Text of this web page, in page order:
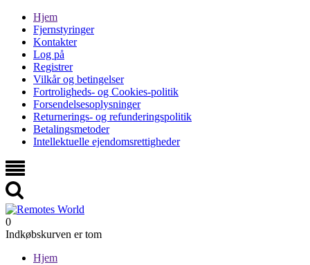
Hjem
Fjernstyringer
Kontakter
Log på
Registrer
Vilkår og betingelser
Fortroligheds- og Cookies-politik
Forsendelsesoplysninger
Returnerings- og refunderingspolitik
Betalingsmetoder
Intellektuelle ejendomsrettigheder
0
Indkøbskurven er tom
Hjem